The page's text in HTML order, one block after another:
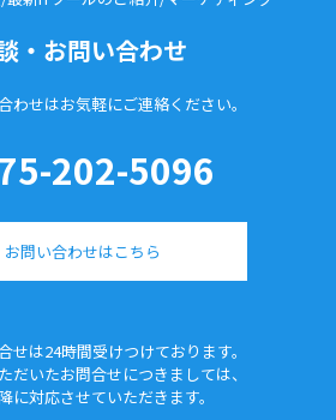
・お問い合わせ
わせはお気軽にご連絡ください。
202-5096
お問い合わせはこちら
せは24時間受けつけております。
だいたお問合せにつきましては、
に対応させていただきます。